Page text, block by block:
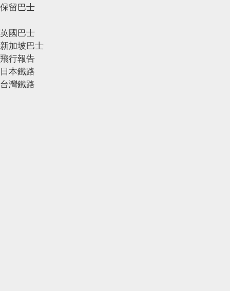
保留巴士
英國巴士
新加坡巴士
飛行報告
日本鐵路
台灣鐵路